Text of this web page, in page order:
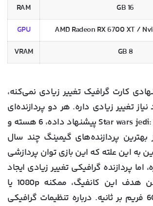
16 GB
RAM
AMD Radeon RX 6700 XT /
GPU
8 GB
VRAM
کارت گرافیک تغییر زیادی نمی‌کنه،
نیاز تغییر زیادی داره. هر دو پردازنده‌ای
که بازی Star wars jedi: survivor پیشنهاد داده، 6 هسته و
بهترین پردازنده‌های گیمینگ چند سال
این علته که این بازی توان پردازشی
اما پردازنده گرافیکی تغییر زیادی ایجاد
نمی‌کنه. رزولوشن هدف این کانفیگ، ممکنه 1080p یا
1440p باشه، با 60 فریم بر ثانیه. درباره تنظیمات گرافیکی